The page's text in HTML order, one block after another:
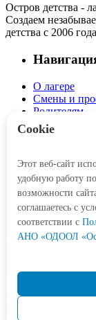
Остров детства -
Создаем
детства с 2006 года
О лагере
Смены и
Родителям
Детям
Личный
Корзина
Контакты
+7 (3452)
Cookie
Этот веб-сайт
удобную работу
возможности
соглашаетесь с
соответствии c
АНО «ОДООЛ